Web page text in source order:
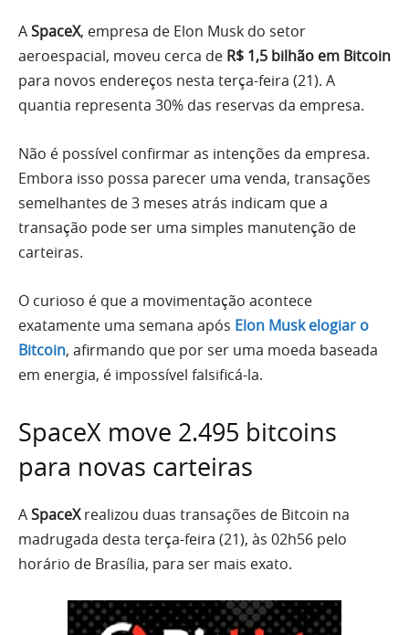
ASpaceX, empresa de Elon Musk do setor
aeroespacial, moveu cerca de R$ 1,5 bilhão em Bitcoin
para novos endereços nesta terça-feira (21). A
quantia representa 30% das reservas da empresa.
Não é possível confirmar as intenções da empresa.
Embora isso possa parecer uma venda, transações
semelhantes de 3 meses atrás indicam que a
transação pode ser uma simples manutenção de
carteiras.
O curioso é que a movimentação acontece
exatamente uma semana após Elon Musk elogiar o
Bitcoin, afirmando que por ser uma moeda baseada
em energia, é impossível falsificá-la.
SpaceX move 2.495 bitcoins
para novas carteiras
ASpaceXrealizou duas transações de Bitcoin na
madrugada desta terça-feira (21), às 02h56 pelo
horário de Brasília, para ser mais exato.